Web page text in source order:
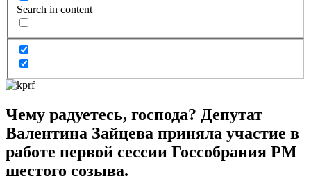
Search in content
Чему радуетесь, господа? Депутат
Валентина Зайцева приняла участие в
работе первой сессии Госсобрания РМ
шестого созыва.